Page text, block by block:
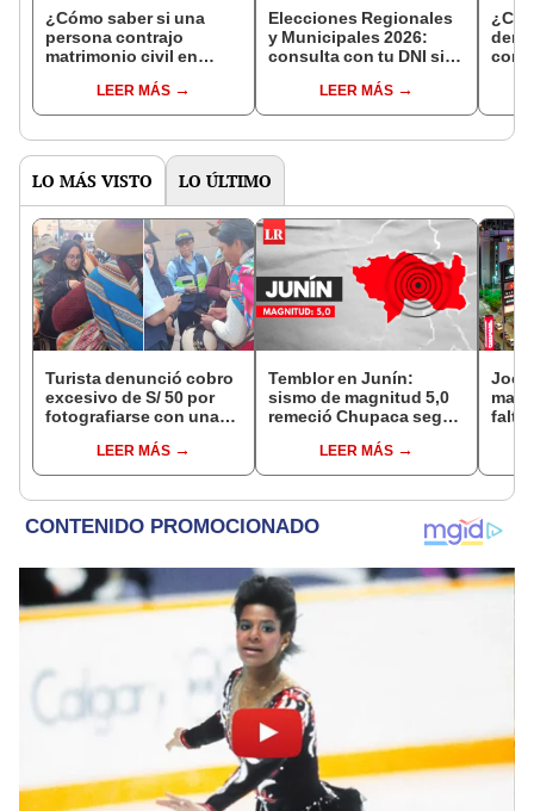
¿Cómo saber si una
persona contrajo
matrimonio civil en
LEER MÁS
Elecciones Regionales
y Municipales 2026:
consulta con tu DNI si
de mesa para este 4 de
octubre en el link oficial
LEER MÁS
con
LO MÁS VISTO LO ÚLTIMO
Turista denunció cobro
excesivo de S/ 50 por
fotografiarse con una
Serenazgo recuperó el
dinero
LEER MÁS
Temblor en Junín:
sismo de magnitud 5,0
remeció Chupaca según
LEER MÁS
falta